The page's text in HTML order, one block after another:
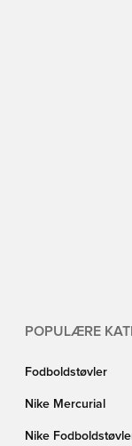
POPULÆRE
Fodboldstøvler
Nike Mercurial
Nike